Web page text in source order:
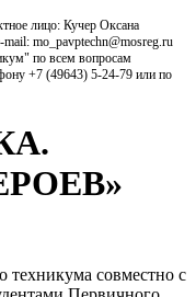
лицо: Кучер Оксана
mo_pavptechn@mosreg.ru
по всем вопросам
+7 (49643) 5-24-79 или по
техникума совместно с